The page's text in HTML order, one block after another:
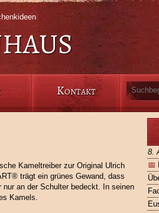
Kontakt
8.
📅
Kameltreiber zur Original Ulrich
trägt ein grünes Gewand, dass
nur an der Schulter bedeckt. In seinen
Kamels.